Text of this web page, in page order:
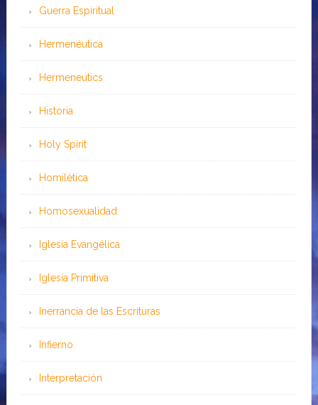
Guerra Espiritual
Hermenéutica
Hermeneutics
Historia
Holy Spirit
Homilética
Homosexualidad
Iglesia Evangélica
Iglesia Primitiva
Inerrancia de las Escrituras
Infierno
Interpretación